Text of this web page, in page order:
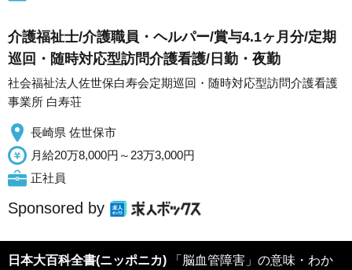
介護福祉士/介護職員・ヘルパー/賞与4.1ヶ月分/定期
巡回・随時対応型訪問介護看護/日勤・夜勤
社会福祉法人佐世保白寿会定期巡回・随時対応型訪問介護看護
事業所 白寿荘
長崎県 佐世保市
月給20万8,000円～23万3,000円
正社員
Sponsored by
日本大百科全書(ニッポニカ)